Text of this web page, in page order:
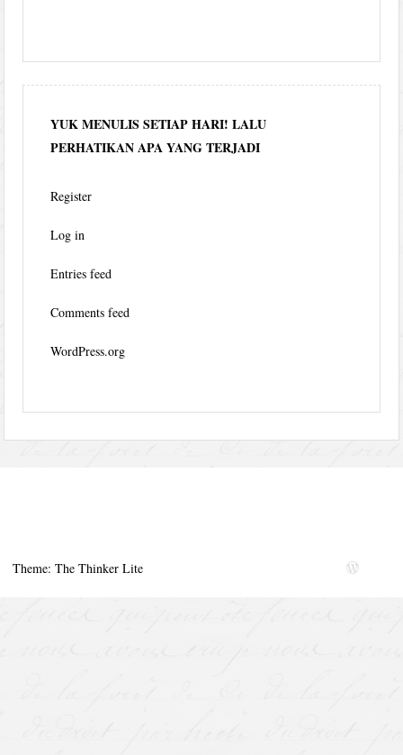
YUK MENULIS SETIAP HARI! LALU
PERHATIKAN APA YANG TERJADI
Register
Log in
Entries feed
Comments feed
WordPress.org
Theme: The Thinker Lite